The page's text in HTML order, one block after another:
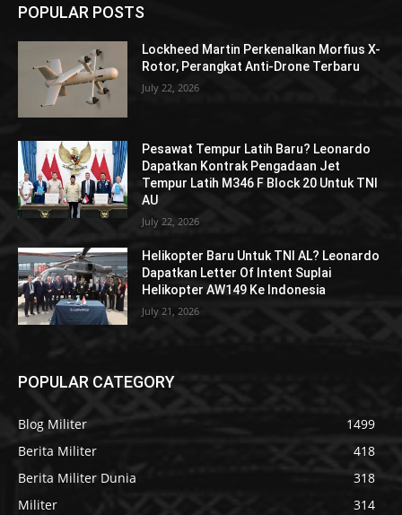
POPULAR POSTS
Lockheed Martin Perkenalkan Morfius X-
Rotor, Perangkat Anti-Drone Terbaru
July 22, 2026
Pesawat Tempur Latih Baru? Leonardo
Dapatkan Kontrak Pengadaan Jet
Tempur Latih M346 F Block 20 Untuk TNI
AU
July 22, 2026
Helikopter Baru Untuk TNI AL? Leonardo
Dapatkan Letter Of Intent Suplai
Helikopter AW149 Ke Indonesia
July 21, 2026
POPULAR CATEGORY
Blog Militer
1499
Berita Militer
418
Berita Militer Dunia
318
Militer
314